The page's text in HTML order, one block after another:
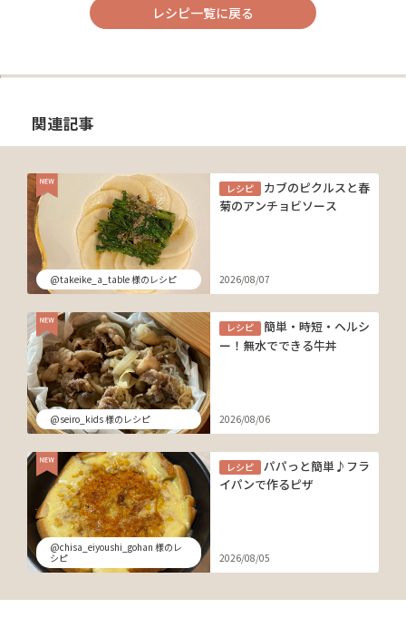
レシピ一覧に戻る
関連記事
@takeike_a_table 様のレシピ
レシピ
カブのピクルスと春
菊のアンチョビソース
2026/08/07
@seiro_kids 様のレシピ
レシピ
簡単・時短・ヘルシ
ー！無水でできる牛丼
2026/08/06
@chisa_eiyoushi_gohan 様のレ
シピ
レシピ
パパっと簡単♪フラ
イパンで作るピザ
2026/08/05